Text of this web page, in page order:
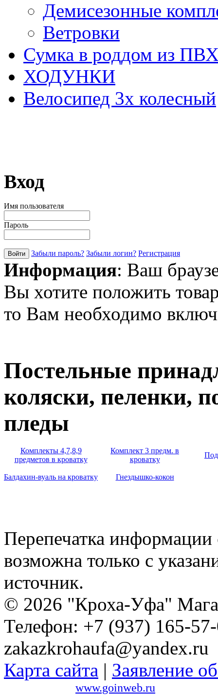
Демисезонные
Ветровки
Сумка в роддом из
ХОДУНКИ
Велосипед 3х колесный
Вход
Имя пользователя
Пароль
Забыли пароль? Забыли логин? Регистрация
Информация: Ваш
Вы хотите положить
то Вам необходимо
Постельные
коляски, пеленки,
пледы
Комплекты 4,7,8,9
предметов в кроватку
Комплект 3 предм. в
кроватку
Балдахин-вуаль на кроватку Гнездышко-кокон
Перепечатка
возможна только с
источник.
© 2026 "Кроха-Уфа"
Телефон: +7 (937) 165-
zakazkrohaufa@yandex.ru
Карта сайта | Заявление
www.goinweb.ru